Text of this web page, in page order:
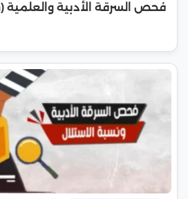
فحص السرقة الأدبية والعلمية (Plagiarism)